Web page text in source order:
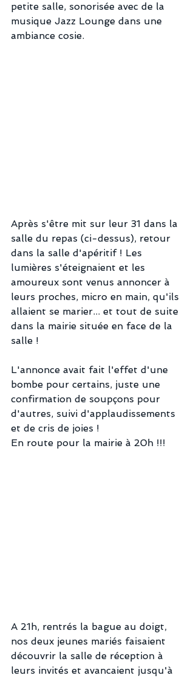
petite salle, sonorisée avec de la
musique Jazz Lounge dans une
ambiance cosie.
Après s'être mit sur leur 31 dans la
salle du repas (ci-dessus), retour
dans la salle d'apéritif ! Les
lumières s'éteignaient et les
amoureux sont venus annoncer à
leurs proches, micro en main, qu'ils
allaient se marier... et tout de suite
dans la mairie située en face de la
salle !
L'annonce avait fait l'effet d'une
bombe pour certains, juste une
confirmation de soupçons pour
d'autres, suivi d'applaudissements
et de cris de joies !
En route pour la mairie à 20h !!!
A 21h, rentrés la bague au doigt,
nos deux jeunes mariés faisaient
découvrir la salle de réception à
leurs invités et avancaient jusqu'à